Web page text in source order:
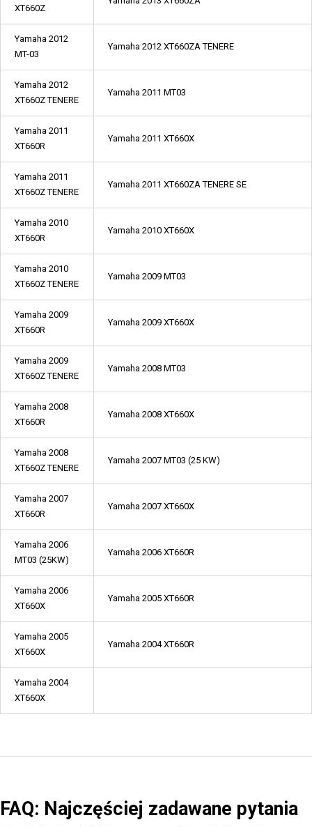
XT660Z
Yamaha 2012
MT-03
Yamaha 2012 XT660ZA TENERE
Yamaha 2012
XT660Z TENERE
Yamaha 2011 MT03
Yamaha 2011
XT660R
Yamaha 2011 XT660X
Yamaha 2011
XT660Z TENERE
Yamaha 2011 XT660ZA TENERE SE
Yamaha 2010
XT660R
Yamaha 2010 XT660X
Yamaha 2010
XT660Z TENERE
Yamaha 2009 MT03
Yamaha 2009
XT660R
Yamaha 2009 XT660X
Yamaha 2009
XT660Z TENERE
Yamaha 2008 MT03
Yamaha 2008
XT660R
Yamaha 2008 XT660X
Yamaha 2008
XT660Z TENERE
Yamaha 2007 MT03 (25 KW)
Yamaha 2007
XT660R
Yamaha 2007 XT660X
Yamaha 2006
MT03 (25KW)
Yamaha 2006 XT660R
Yamaha 2006
XT660X
Yamaha 2005 XT660R
Yamaha 2005
XT660X
Yamaha 2004 XT660R
Yamaha 2004
XT660X
FAQ: Najczęściej zadawane pytania